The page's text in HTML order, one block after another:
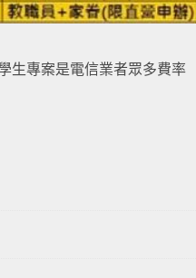
生專案是電信業者眾多費率